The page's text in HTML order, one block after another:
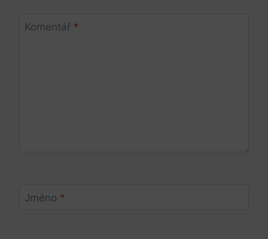
Komentář *
Jméno *